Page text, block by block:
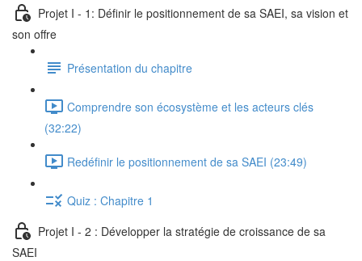
Projet I - 1: Définir le positionnement de sa SAEI, sa vision et
son offre
Présentation du chapitre
Comprendre son écosystème et les acteurs clés
(32:22)
Redéfinir le positionnement de sa SAEI (23:49)
Quiz : Chapitre 1
Projet I - 2 : Développer la stratégie de croissance de sa
SAEI